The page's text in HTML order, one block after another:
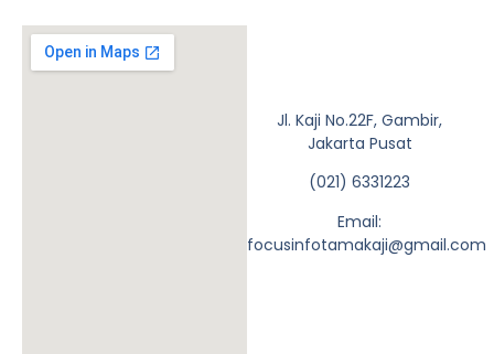
Jl. Kaji No.22F, Gambir,
Jakarta Pusat
(021) 6331223
Email:
focusinfotamakaji@gmail.com